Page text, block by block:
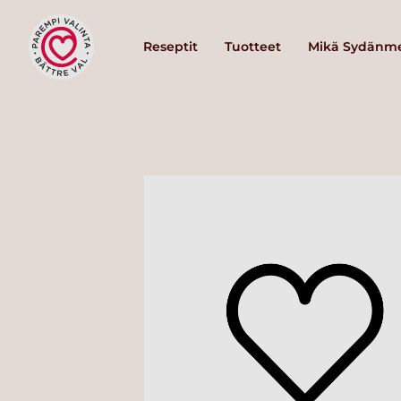
Reseptit Tuotteet Mikä